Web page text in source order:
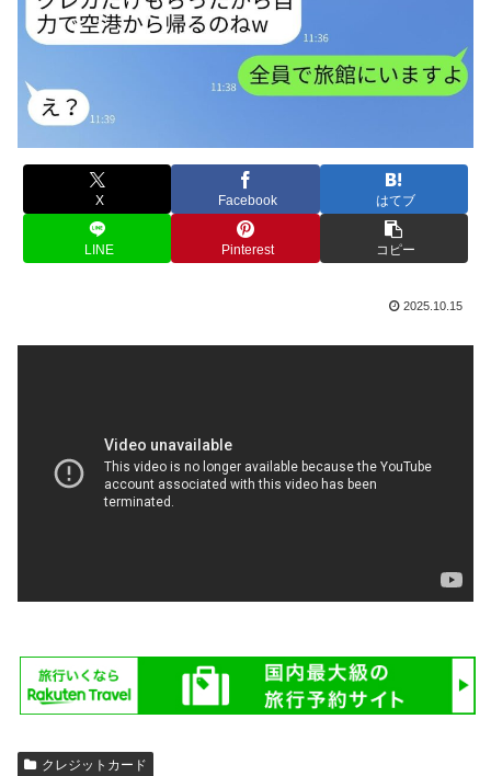
X Facebook はてブ
LINE Pinterest コピー
2025.10.15
クレジットカード